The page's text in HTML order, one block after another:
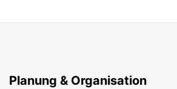
Planung & Organisation